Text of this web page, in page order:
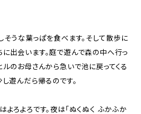
そうな葉っぱを食べます。そして散歩に
出会います。庭で遊んで森の中へ行っ
ルのお母さんから急いで池に戻ってくる
遊んだら帰るのです。
ろよろです。夜は「ぬくぬく ふかふか